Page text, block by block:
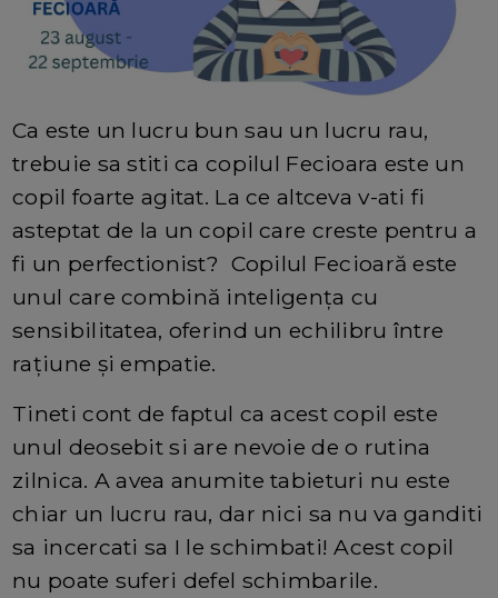
Ca este un lucru bun sau un lucru rau,
trebuie sa stiti ca copilul Fecioara este un
copil foarte agitat. La ce altceva v-ati fi
asteptat de la un copil care creste pentru a
fi un perfectionist? Copilul Fecioară este
unul care combină inteligența cu
sensibilitatea, oferind un echilibru între
rațiune și empatie.
Tineti cont de faptul ca acest copil este
unul deosebit si are nevoie de o rutina
zilnica. A avea anumite tabieturi nu este
chiar un lucru rau, dar nici sa nu va ganditi
sa incercati sa I le schimbati! Acest copil
nu poate suferi defel schimbarile.